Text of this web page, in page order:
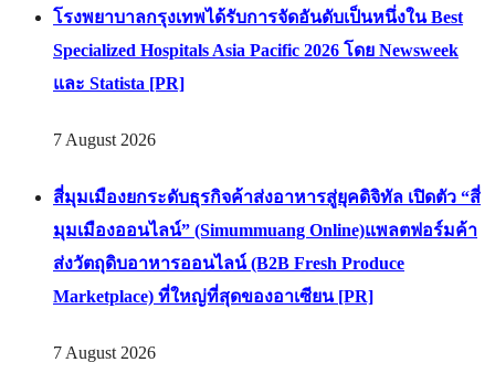
โรงพยาบาลกรุงเทพได้รับการจัดอันดับเป็นหนึ่งใน Best
Specialized Hospitals Asia Pacific 2026 โดย Newsweek
และ Statista [PR]
7 August 2026
สี่มุมเมืองยกระดับธุรกิจค้าส่งอาหารสู่ยุคดิจิทัล เปิดตัว “สี่
มุมเมืองออนไลน์” (Simummuang Online)แพลตฟอร์มค้า
ส่งวัตถุดิบอาหารออนไลน์ (B2B Fresh Produce
Marketplace) ที่ใหญ่ที่สุดของอาเซียน [PR]
7 August 2026